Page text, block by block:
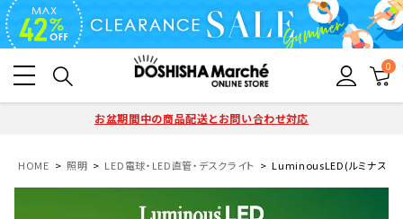
0
お盆期間中の商品配送とお問い合わせ対応
HOME 照明 LED電球・LED直管・デスクライト LuminousLED(ルミナス)